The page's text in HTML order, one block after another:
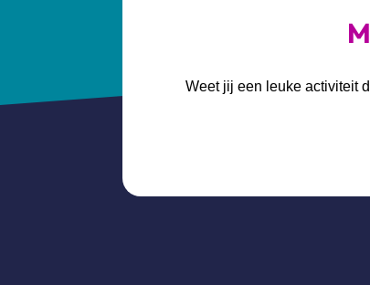
Weet jij een leuke activiteit